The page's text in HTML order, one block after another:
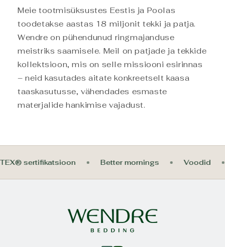
Meie tootmisüksustes Eestis ja Poolas
toodetakse aastas 18 miljonit tekki ja patja.
Wendre on pühendunud ringmajanduse
meistriks saamisele. Meil on patjade ja tekkide
kollektsioon, mis on selle missiooni esirinnas
– neid kasutades aitate konkreetselt kaasa
taaskasutusse, vähendades esmaste
materjalide hankimise vajadust.
TEX® sertifikatsioon Better mornings Voodid